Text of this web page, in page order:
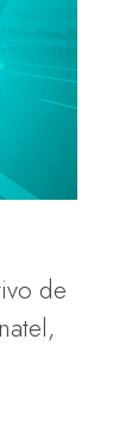
de